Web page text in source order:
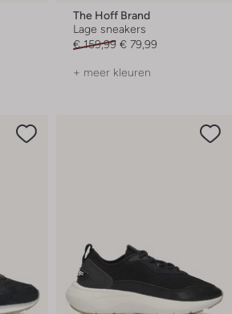
The Hoff Brand
Lage sneakers
€ 159,99 € 79,99
+ meer kleuren